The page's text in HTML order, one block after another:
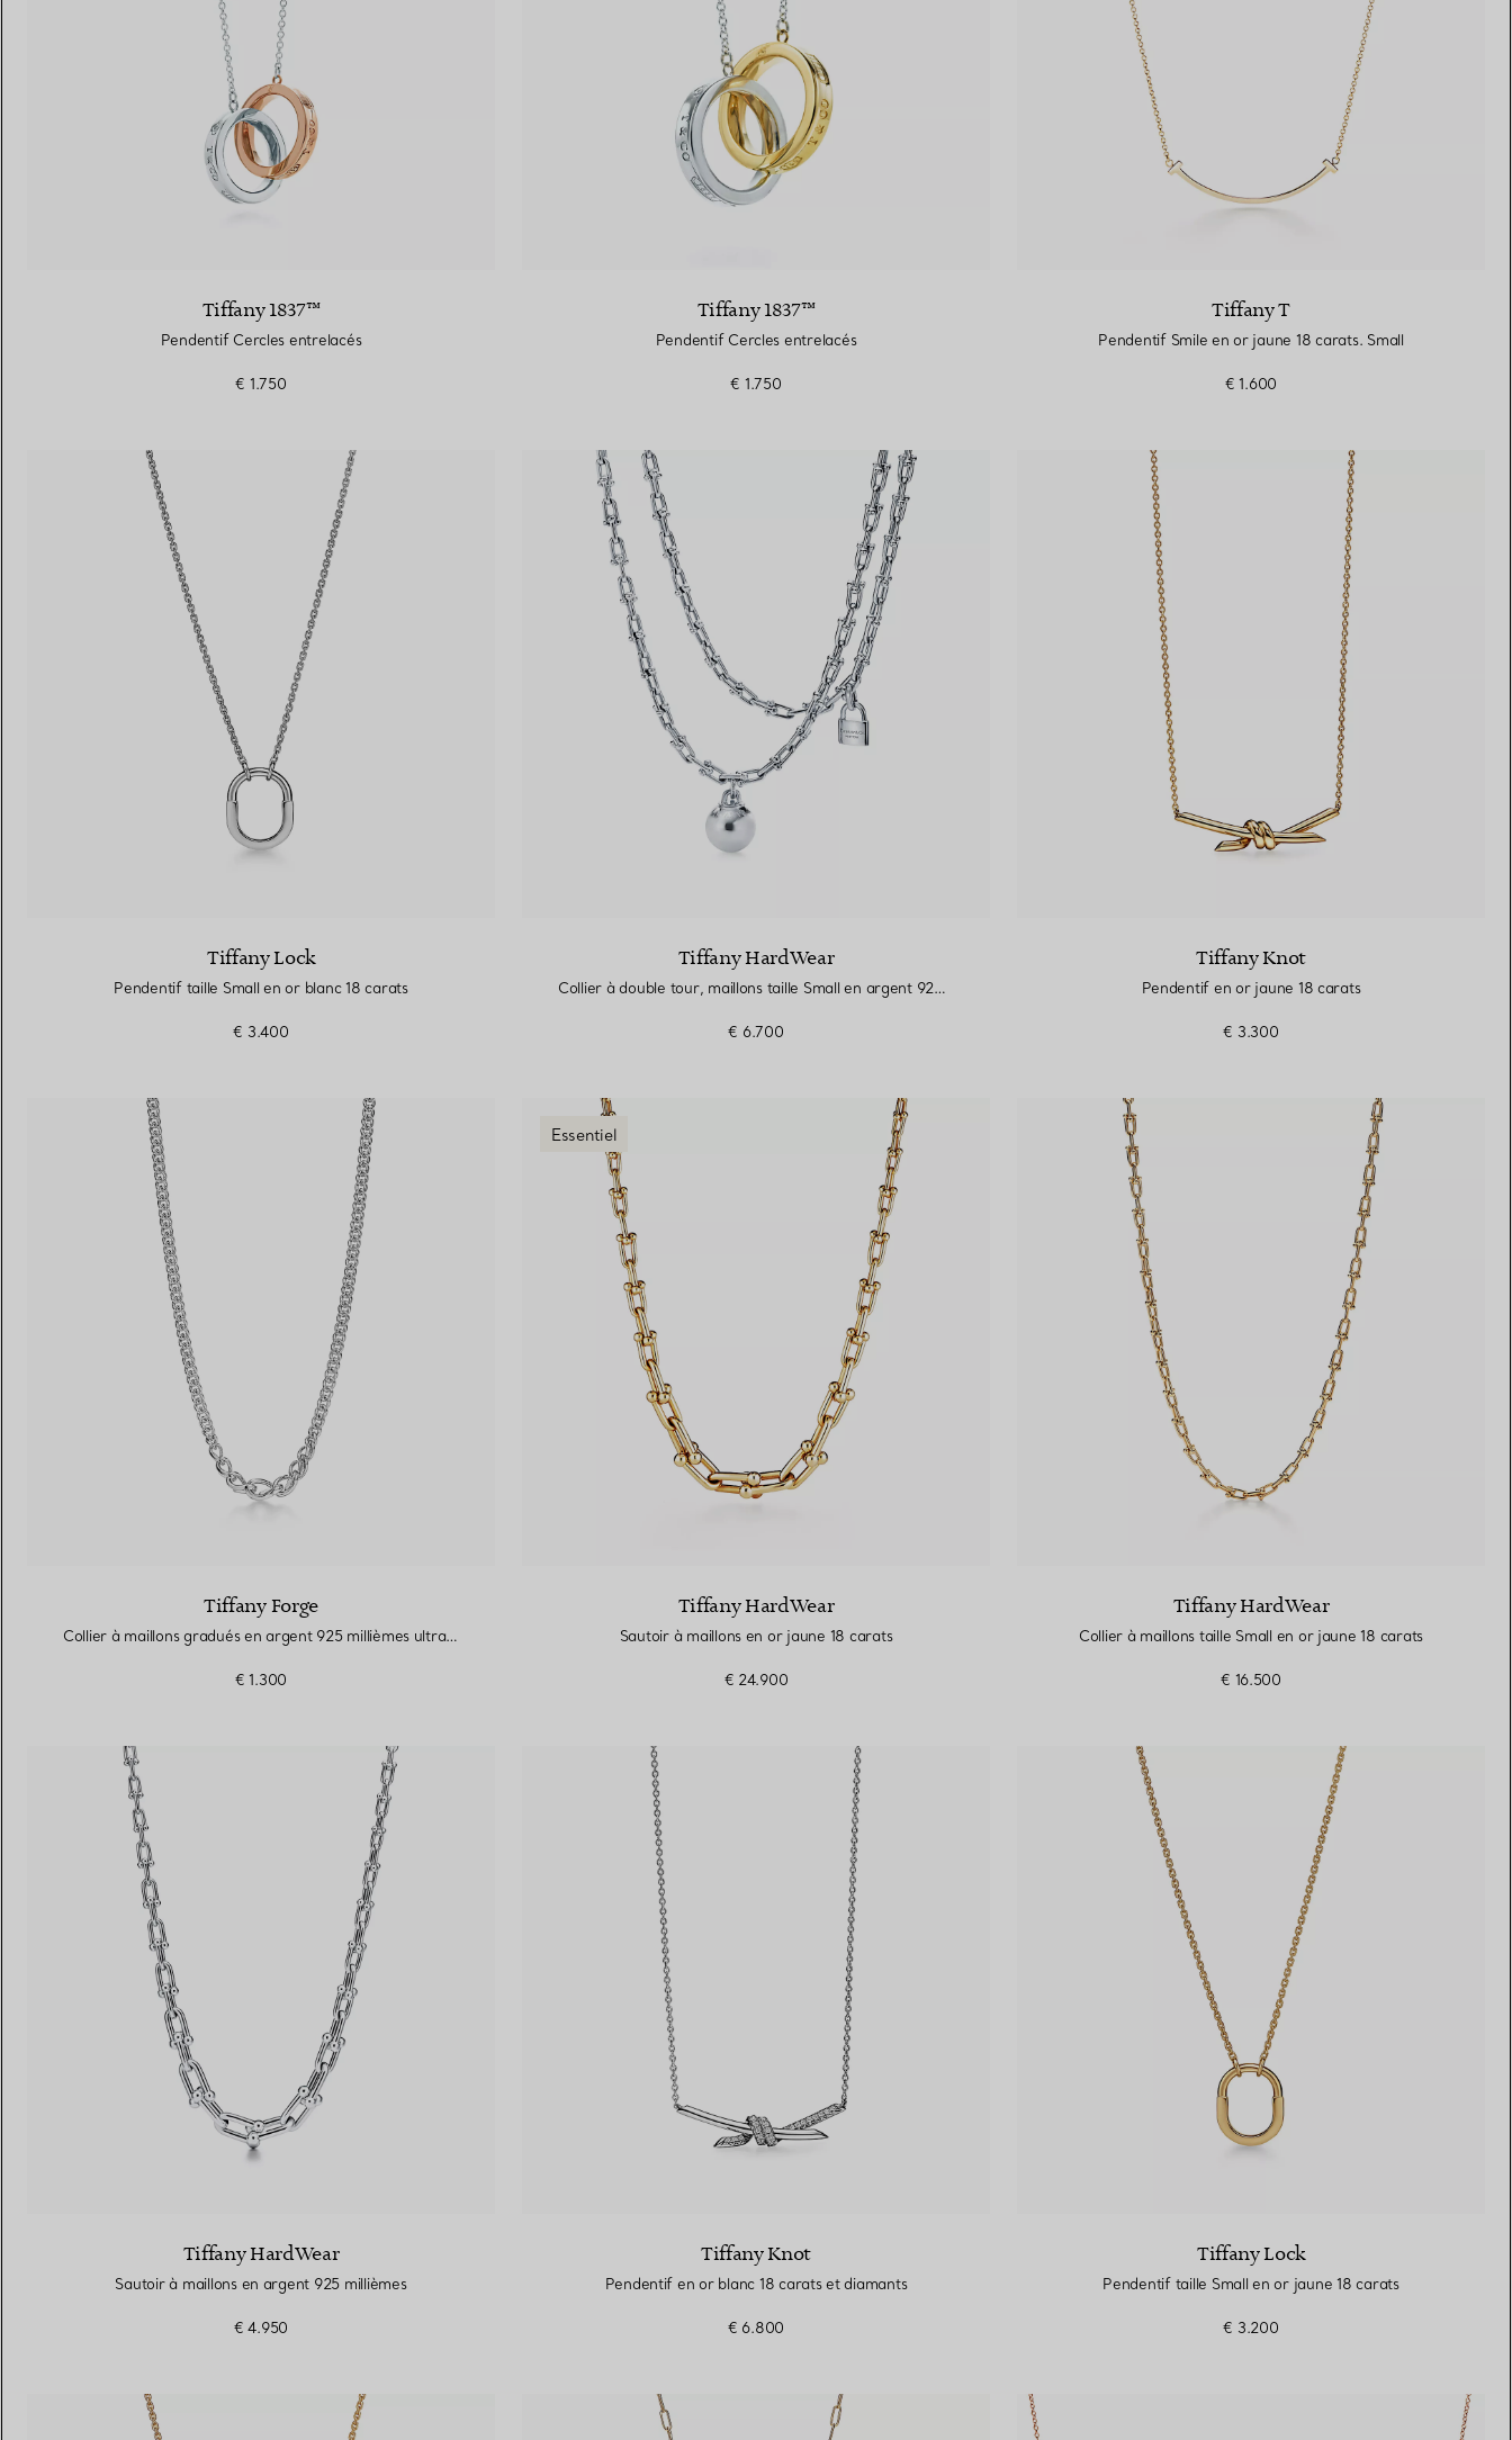
Tiffany 1837™
Pendentif Cercles entrelacés
€ 1.750
Tiffany 1837™
Pendentif Cercles entrelacés
€ 1.750
Tiffany T
Pendentif Smile en or jaune 18 carats. Small
€ 1.600
Tiffany Lock
Pendentif taille Small en or blanc 18 carats
€ 3.400
Tiffany HardWear
Collier à double tour, maillons taille Small en argent 925 millièmes
€ 6.700
Tiffany Knot
Pendentif en or jaune 18 carats
€ 3.300
Tiffany Forge
Collier à maillons gradués en argent 925 millièmes ultra poli
€ 1.300
Essentiel
Tiffany HardWear
Sautoir à maillons en or jaune 18 carats
€ 24.900
Tiffany HardWear
Collier à maillons taille Small en or jaune 18 carats
€ 16.500
Tiffany HardWear
Sautoir à maillons en argent 925 millièmes
€ 4.950
Tiffany Knot
Pendentif en or blanc 18 carats et diamants
€ 6.800
Tiffany Lock
Pendentif taille Small en or jaune 18 carats
€ 3.200